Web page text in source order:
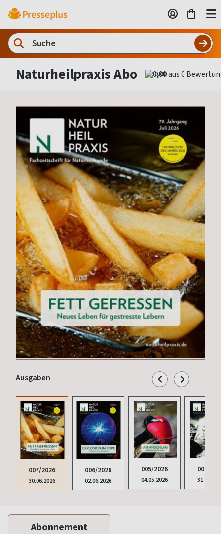
Naturheilpraxis Abo 0,00
Ausgaben
007/2026
30.06.2026
006/2026
02.06.2026
005/2026
04.05.2026
004/
Abonnement